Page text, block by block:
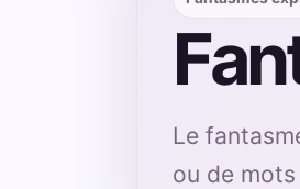
Le
ou de